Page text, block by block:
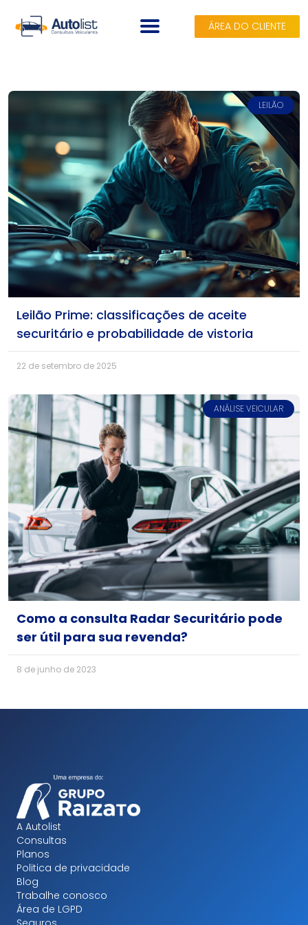
CONSULTAS
PLANOS
SEGUROS
BLOG
CONTATO
ÁREA DO CLIENTE
LEILÃO
Leilão Prime: classificações de aceite
securitário e probabilidade de vistoria
22 de setembro de 2025
ANÁLISE VEICULAR
Como a consulta Radar Securitário pode
ser útil para sua revenda?
8 de junho de 2023
A Autolist
Consultas
Planos
Politica de privacidade
Blog
Trabalhe conosco
Área de LGPD